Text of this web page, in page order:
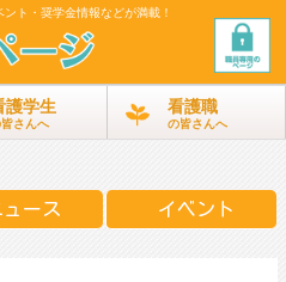
ト・奨学金情報などが満載！
護学生
さんへ
看護職
の皆さんへ
ュース イベント